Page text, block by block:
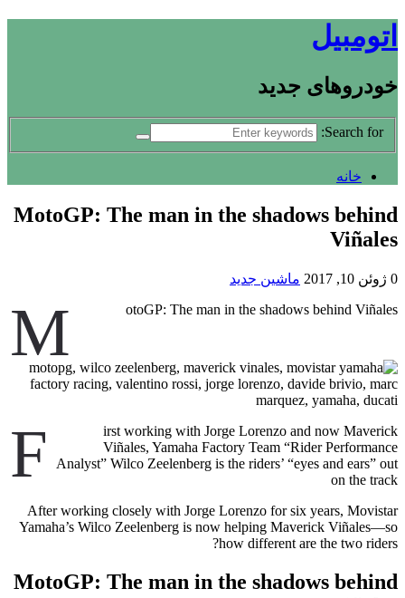
اتومبیل
خودروهای جدید
Search for:
خانه
MotoGP: The man in the shadows behind
Viñales
0 ژوئن 10, 2017 ماشین جدید
M otoGP: The man in the shadows behind Viñales
F
irst working with Jorge Lorenzo and now Maverick
Viñales, Yamaha Factory Team “Rider Performance
Analyst” Wilco Zeelenberg is the riders’ “eyes and ears” out
on the track
After working closely with Jorge Lorenzo for six years, Movistar
Yamaha’s Wilco Zeelenberg is now helping Maverick Viñales—so
how different are the two riders?
MotoGP: The man in the shadows behind